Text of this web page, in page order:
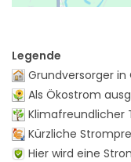
Legende
Grundversorger
Als Ökostrom
Klimafreundlicher
Kürzliche
Hier wird eine